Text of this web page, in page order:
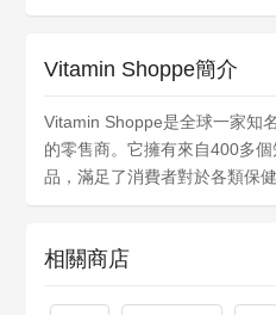
Vitamin Shoppe簡介
Vitamin Shoppe是全球一家知
的零售商。它擁有來自400多
品，滿足了消費者對於各類保健
相關商店